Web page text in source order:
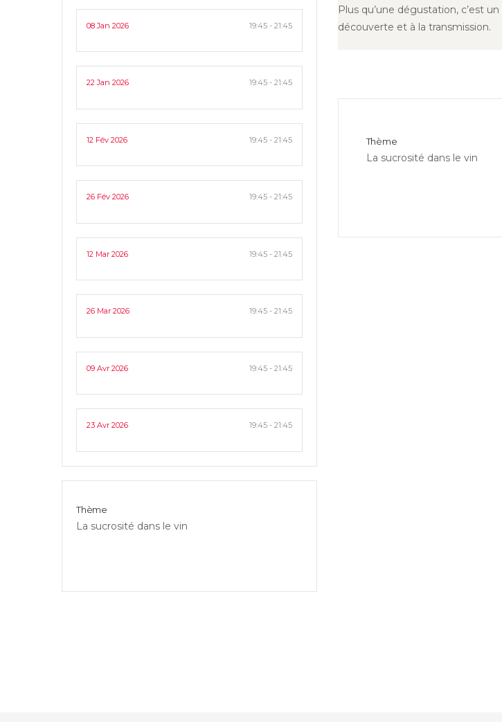
08 Jan 2026 19:45 - 21:45
22 Jan 2026 19:45 - 21:45
12 Fév 2026 19:45 - 21:45
26 Fév 2026 19:45 - 21:45
12 Mar 2026 19:45 - 21:45
26 Mar 2026 19:45 - 21:45
09 Avr 2026 19:45 - 21:45
23 Avr 2026 19:45 - 21:45
Thème
La sucrosité dans le vin
Plus qu’une dégustation, c’est un
découverte et à la transmission.
Thème
La sucrosité dans le vin